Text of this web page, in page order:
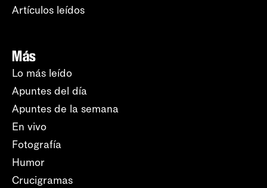
Artículos leídos
Más
Lo más leído
Apuntes del día
Apuntes de la semana
En vivo
Fotografía
Humor
Crucigramas